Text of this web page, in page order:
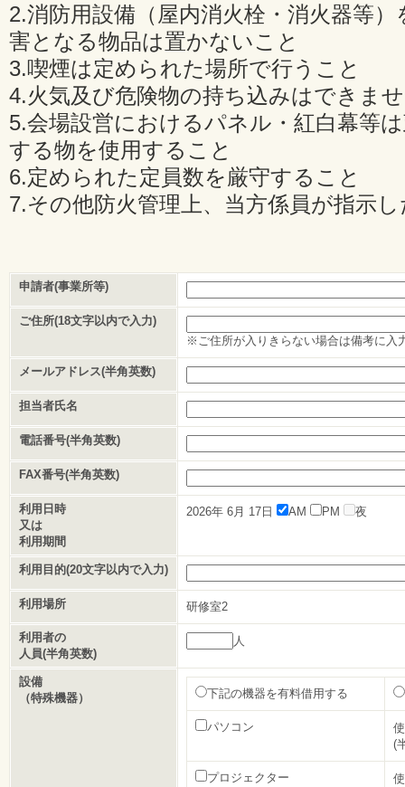
2.消防用設備（屋内消火栓・消火器等
害となる物品は置かないこと
3.喫煙は定められた場所で行うこと
4.火気及び危険物の持ち込みはできま
5.会場設営におけるパネル・紅白幕等
する物を使用すること
6.定められた定員数を厳守すること
7.その他防火管理上、当方係員が指示
申請者(事業所等)
ご住所(18文字以内で入力)
※ご住所が入りきらない場合は備考に入
メールアドレス(半角英数)
担当者氏名
電話番号(半角英数)
FAX番号(半角英数)
利用日時
又は
利用期間
2026年 6月 17日 AM PM 夜
利用目的(20文字以内で入力)
利用場所 研修室2
利用者の
人員(半角英数)
人
設備
（特殊機器）
下記の機器を有料借用する
パソコン
(
プロジェクター